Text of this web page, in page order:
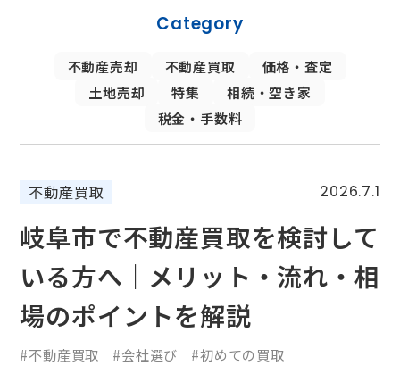
Category
不動産売却 不動産買取
価格・査定
土地売却
特集
相続・空き家
税金・手数料
不動産買取 2026.7.1
岐阜市で不動産買取を検討して
いる方へ｜メリット・流れ・相
場のポイントを解説
#不動産買取 #会社選び
#初めての買取